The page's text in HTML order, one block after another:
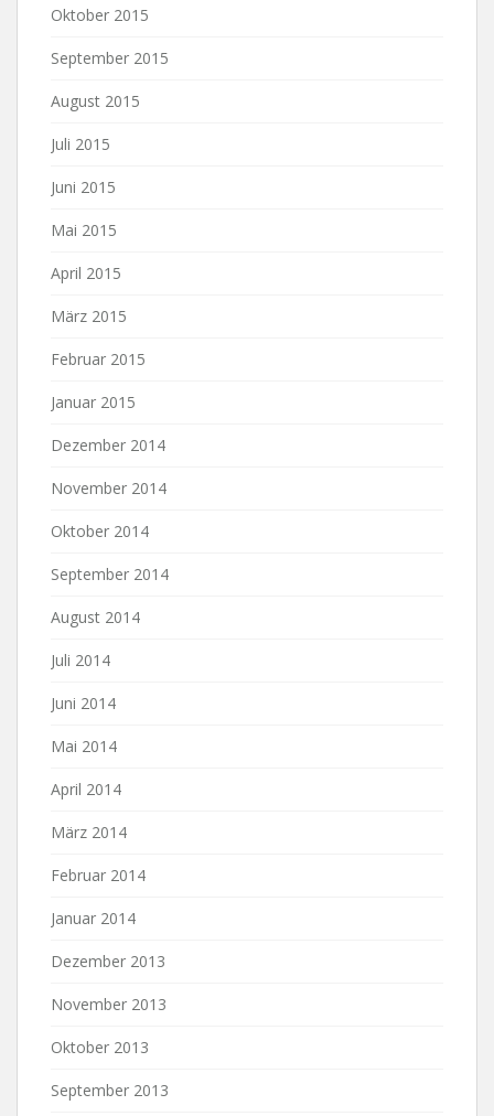
Oktober 2015
September 2015
August 2015
Juli 2015
Juni 2015
Mai 2015
April 2015
März 2015
Februar 2015
Januar 2015
Dezember 2014
November 2014
Oktober 2014
September 2014
August 2014
Juli 2014
Juni 2014
Mai 2014
April 2014
März 2014
Februar 2014
Januar 2014
Dezember 2013
November 2013
Oktober 2013
September 2013